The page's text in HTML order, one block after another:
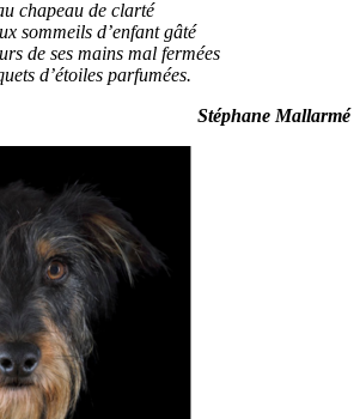
chapeau de clarté
sommeils d’enfant gâté
de ses mains mal fermées
d’étoiles parfumées.
Stéphane Mallarmé